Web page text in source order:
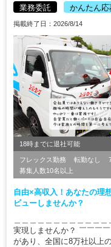
業務委託 かんたん応
掲載終了日：2026/8/14
18時までに退社可能
フレックス勤務 転勤なし
募集人数10名以上
自由×高収入！あなたの理
ビューしませんか？
＿＿＿＿＿＿＿＿＿＿
実現しませんか？ ￣￣￣
があり、全国に8万社以上